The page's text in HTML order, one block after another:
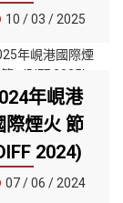
10 / 03 / 2025
年峴港國際煙
節（DIFF 2025）
2025年5月31
7月12日舉
主題為「峴港
時代」
- The
年峴港
際煙火 節
2024)
07 / 06 / 2024